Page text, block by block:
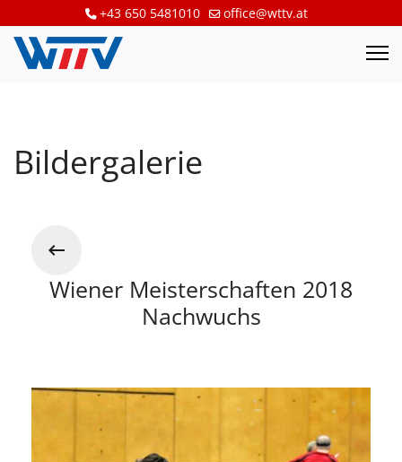
+43 650 5481010 office@wttv.at
Bildergalerie
Wiener Meisterschaften 2018
Nachwuchs